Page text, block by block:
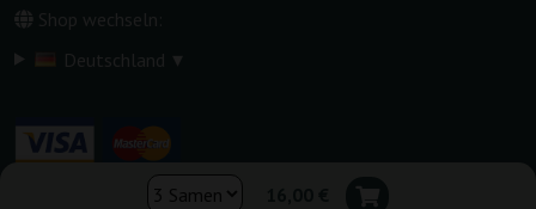
Shop wechseln:
Deutschland ▾